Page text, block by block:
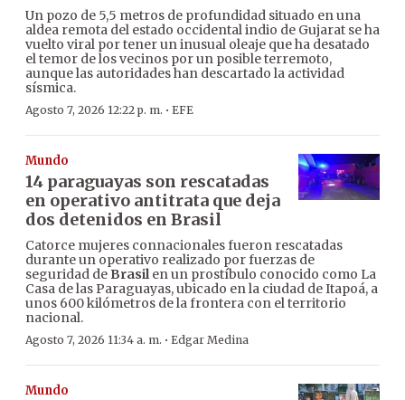
Un pozo de 5,5 metros de profundidad situado en una
aldea remota del estado occidental indio de Gujarat se ha
vuelto viral por tener un inusual oleaje que ha desatado
el temor de los vecinos por un posible terremoto,
aunque las autoridades han descartado la actividad
sísmica.
Agosto 7, 2026 12:22 p. m. · EFE
Mundo
14 paraguayas son rescatadas
en operativo antitrata que deja
dos detenidos en Brasil
Catorce mujeres connacionales fueron rescatadas
durante un operativo realizado por fuerzas de
seguridad de Brasilen un prostíbulo conocido como La
Casa de las Paraguayas, ubicado en la ciudad de Itapoá, a
unos 600 kilómetros de la frontera con el territorio
nacional.
Agosto 7, 2026 11:34 a. m. · Edgar Medina
Mundo